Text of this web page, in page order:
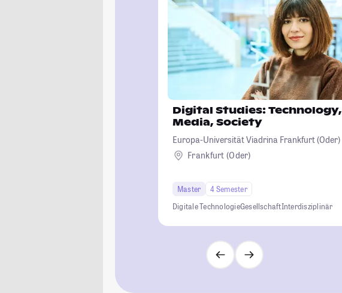
Digital Studies: Technology,
Media, Society
Europa-Universität Viadrina Frankfurt (Oder)
Frankfurt (Oder)
Master
4 Semester
Digitale TechnologieGesellschaftInterdisziplinär